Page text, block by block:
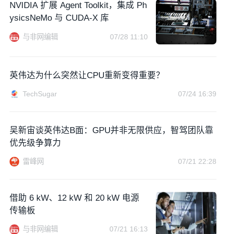
NVIDIA 扩展 Agent Toolkit，集成 Ph
ysicsNeMo 与 CUDA-X 库
与非网编辑 07/28 11:10
英伟达为什么突然让CPU重新变得重要？
TechSugar 07/24 16:39
吴新宙谈英伟达B面：GPU并非无限供应，智驾团队靠
优先级争算力
雷峰网 07/21 22:28
借助 6 kW、12 kW 和 20 kW 电源
传输板
与非网编辑 07/21 16:13